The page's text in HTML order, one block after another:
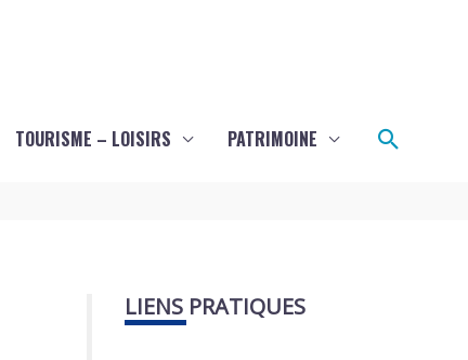
TOURISME – LOISIRS PATRIMOINE
LIENS PRATIQUES